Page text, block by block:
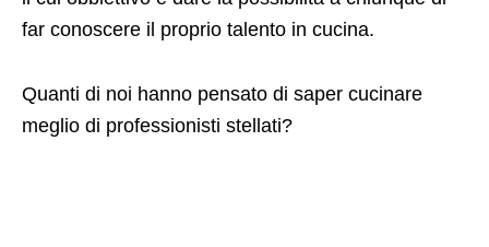
far conoscere il proprio talento in cucina.
Quanti di noi hanno pensato di saper cucinare
meglio di professionisti stellati?